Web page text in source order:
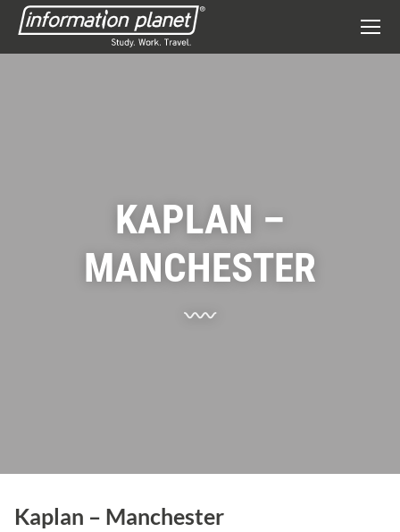
KAPLAN –
MANCHESTER
Kaplan – Manchester